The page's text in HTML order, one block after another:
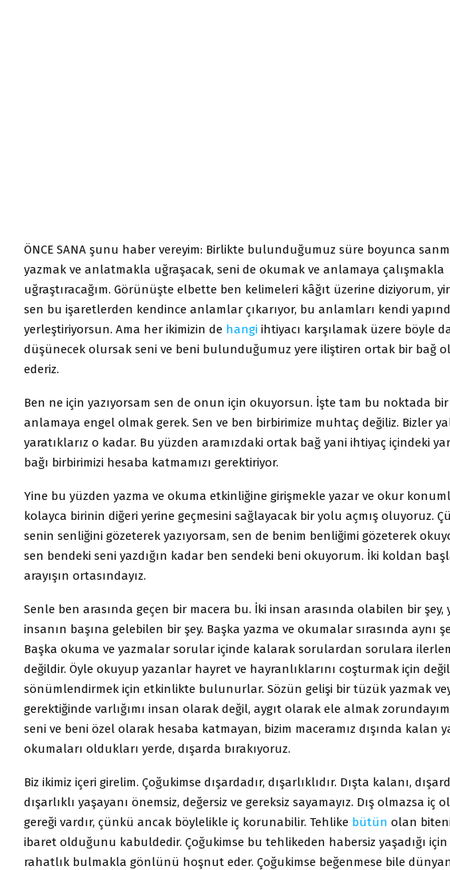
ÖNCE SANA şunu haber vereyim: Birlikte bulunduğumuz süre boyunca
yazmak ve anlatmakla uğraşacak, seni de okumak ve anlamaya çalışmakla
uğraştıracağım. Görünüşte elbette ben kelimeleri kâğıt üzerine diziyorum,
sen bu işaretlerden kendince anlamlar çıkarıyor, bu anlamları kendi
yerleştiriyorsun. Ama her ikimizin de hangi ihtiyacı karşılamak üzere böyle
düşünecek olursak seni ve beni bulunduğumuz yere iliştiren ortak bir bağ
ederiz.
Ben ne için yazıyorsam sen de onun için okuyorsun. İşte tam bu noktada bir
anlamaya engel olmak gerek. Sen ve ben birbirimize muhtaç değiliz. Bizler
yaratıklarız o kadar. Bu yüzden aramızdaki ortak bağ yani ihtiyaç içindeki
bağı birbirimizi hesaba katmamızı gerektiriyor.
Yine bu yüzden yazma ve okuma etkinliğine girişmekle yazar ve okur
kolayca birinin diğeri yerine geçmesini sağlayacak bir yolu açmış oluyoruz.
senin senliğini gözeterek yazıyorsam, sen de benim benliğimi gözeterek
sen bendeki seni yazdığın kadar ben sendeki beni okuyorum. İki koldan
arayışın ortasındayız.
Senle ben arasında geçen bir macera bu. İki insan arasında olabilen bir şey,
insanın başına gelebilen bir şey. Başka yazma ve okumalar sırasında aynı
Başka okuma ve yazmalar sorular içinde kalarak sorulardan sorulara
değildir. Öyle okuyup yazanlar hayret ve hayranlıklarını coşturmak için
sönümlendirmek için etkinlikte bulunurlar. Sözün gelişi bir tüzük yazmak
gerektiğinde varlığımı insan olarak değil, aygıt olarak ele almak
seni ve beni özel olarak hesaba katmayan, bizim maceramız dışında kalan
okumaları oldukları yerde, dışarda bırakıyoruz.
Biz ikimiz içeri girelim. Çoğukimse dışardadır, dışarlıklıdır. Dışta kalanı,
dışarlıklı yaşayanı önemsiz, değersiz ve gereksiz sayamayız. Dış olmazsa iç
gereği vardır, çünkü ancak böylelikle iç korunabilir. Tehlike bütün olan
ibaret olduğunu kabuldedir. Çoğukimse bu tehlikeden habersiz yaşadığı
rahatlık bulmakla gönlünü hoşnut eder. Çoğukimse beğenmese bile